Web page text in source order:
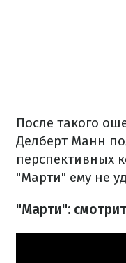
После такого
Делберт Манн
перспективных
"Марти" ему не
"Марти":